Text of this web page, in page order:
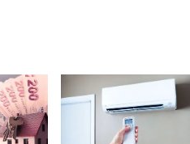
Zonguldak
Aksaray